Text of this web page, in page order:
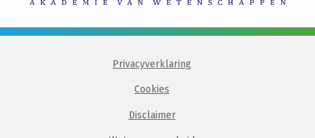
Privacyverklaring
Cookies
Disclaimer